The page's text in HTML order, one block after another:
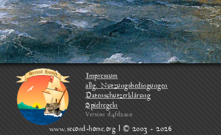
Impressum
allg. Nutzungsbedingungen
Datenschutzerklärung
Spielregeln
Version d4fd2ac0
www.second-home.org | © 2003 - 2026